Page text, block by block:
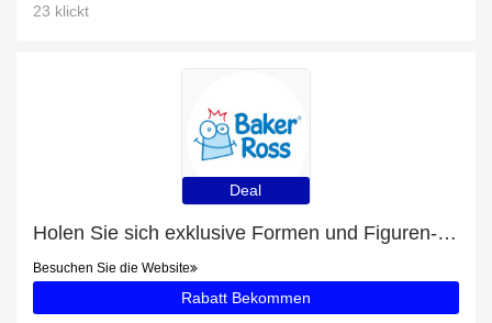
23 klickt
Deal
Holen Sie sich exklusive Formen und Figuren-Angebote online: bis zu 8% Rabatt
Besuchen Sie die Website
Rabatt Bekommen